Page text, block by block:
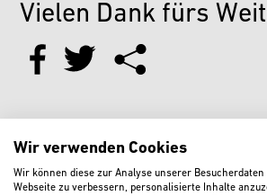
Vielen Dank fürs
Weitere aktuelle
Wir verwenden Cookies
Wir können diese zur Analyse unserer
Webseite zu verbessern, personalisierte Inhalte